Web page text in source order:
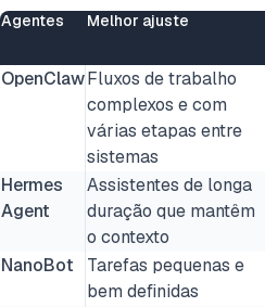
Agentes Melhor ajuste
OpenClawFluxos de trabalho
complexos e com
várias etapas entre
sistemas
Hermes
Agent
Assistentes de longa
duração que mantêm
o contexto
NanoBot
Tarefas pequenas e
bem definidas